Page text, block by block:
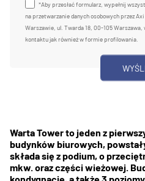
*Aby przesłać formularz, wypełnij
na przetwarzanie danych osobowych przez
Warszawie, ul. Twarda 18, 00-105
kontaktu jak również w formie profilowania.
Warta Tower to jeden z
budynków biurowych,
składa się z podium, o
mkw. oraz części wieżowej.